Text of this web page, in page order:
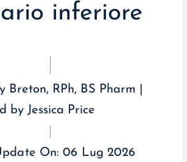
inferiore
Breton, RPh, BS Pharm |
by Jessica Price
On:06 Lug 2026